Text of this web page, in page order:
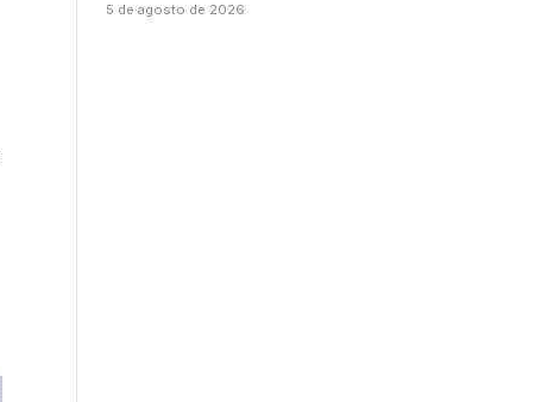
5 de agosto de 2026